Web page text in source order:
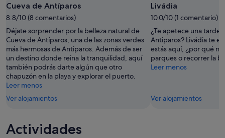
ago
-
8
ago
semana,
7
ago
-
9
ago
próximo
fin
de
semana,
14
ago
-
16
Cueva de Antíparos
8.8/10 (8 comentarios)
Déjate sorprender por la belleza natural de
Cueva de Antíparos, una de las zonas verdes
más hermosas de Antiparos. Además de ser
un destino donde reina la tranquilidad, aquí
también podrás darte algún que otro
chapuzón en la playa y explorar el puerto.
Leer menos
Ver alojamientos
Livádia
10.0/10 (1 comentario)
¿Te apetece una
Antiparos? Livádia te
estás aquí, ¿por qué
parques o recorrer la
Leer menos
Ver alojamientos
Actividades